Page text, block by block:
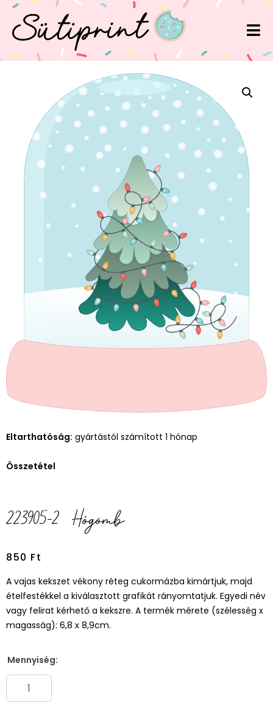
Eltarthatóság: gyártástól számított 1 hónap
Összetétel
223905-2 Hógömb
850 Ft
A vajas kekszet vékony réteg cukormázba kimártjuk, majd
ételfestékkel a kiválasztott grafikát rányomtatjuk. Egyedi név
vagy felirat kérhető a kekszre. A termék mérete (szélesség x
magasság): 6,8 x 8,9cm.
Mennyiség: